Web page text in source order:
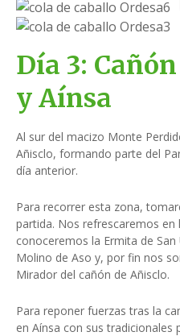
Día 3:
y Aínsa
Al sur del macizo Monte
Añisclo, formando parte del
día anterior.
Para recorrer esta zona,
partida. Nos refrescaremos en
conoceremos la Ermita de
Molino de Aso y, por fin nos
Mirador del cañón de Añisclo.
Para reponer fuerzas tras la
en Aínsa con sus